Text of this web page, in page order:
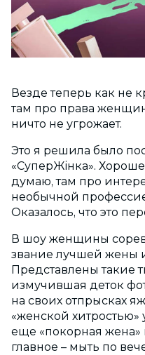
Везде теперь как не
там про права
ничто не угрожает.
Это я решила было
«СуперЖiнка».
думаю, там про
необычной
Оказалось, что это
В шоу женщины
звание лучшей жены
Представлены такие
измучившая деток
на своих отпрысках
«женской
еще «покорная жена»
главное – мыть по